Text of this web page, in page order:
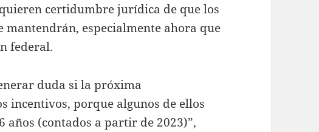
certidumbre jurídica de que los
mantendrán, especialmente ahora que
federal.
duda si la próxima
incentivos, porque algunos de ellos
años (contados a partir de 2023)”,